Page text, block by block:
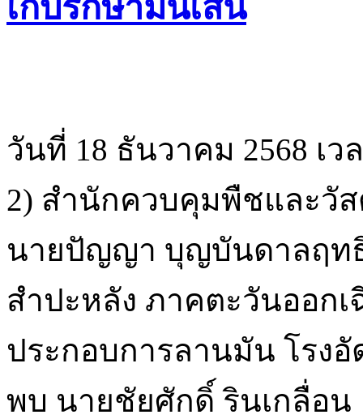
วันที่ 18 ธันวาคม 2568 เ
2) สำนักควบคุมพืชและวัส
นายปัญญา บุญบันดาลฤท
สำปะหลัง ภาคตะวันออก
ประกอบการลานมัน โรง
พบ นายชัยศักดิ์ รินเกลื่อน